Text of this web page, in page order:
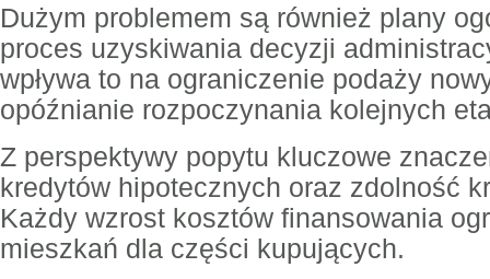
Dużym problemem są również plany
proces uzyskiwania decyzji
wpływa to na ograniczenie podaży
opóźnianie rozpoczynania kolejnych
Z perspektywy popytu kluczowe
kredytów hipotecznych oraz zdolność
Każdy wzrost kosztów finansowania
mieszkań dla części kupujących.